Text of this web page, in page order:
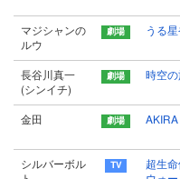
マジシャンの
ルウ
うる
長谷川真一
(シンイチ)
時空の
金田 AKIRA
シルバーボル
超生